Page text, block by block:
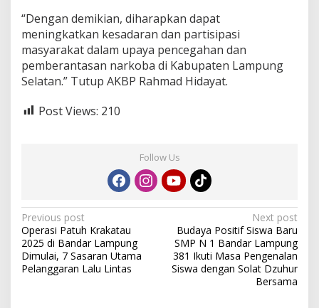
m
m
d
i
y
n
a
“Dengan demikian, diharapkan dapat
meningkatkan kesadaran dan partisipasi
masyarakat dalam upaya pencegahan dan
pemberantasan narkoba di Kabupaten Lampung
Selatan.” Tutup AKBP Rahmad Hidayat.
Post Views: 210
Follow Us
P
o
s
Previous post
Operasi Patuh Krakatau
2025 di Bandar Lampung
Dimulai, 7 Sasaran Utama
Pelanggaran Lalu Lintas
Next post
Budaya Positif Siswa Baru
SMP N 1 Bandar Lampung
381 Ikuti Masa Pengenalan
Siswa dengan Solat Dzuhur
Bersama